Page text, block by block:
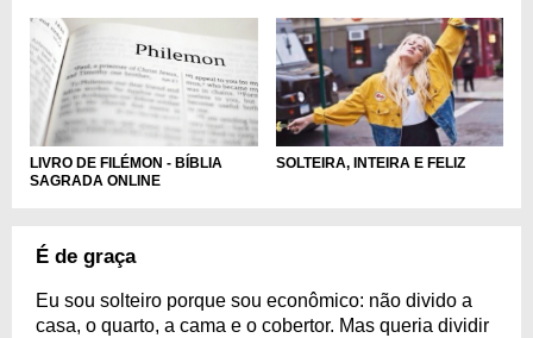
LIVRO DE FILÉMON - BÍBLIA
SAGRADA ONLINE
SOLTEIRA, INTEIRA E FELIZ
É de graça
Eu sou solteiro porque sou econômico: não divido a
casa, o quarto, a cama e o cobertor. Mas queria dividir